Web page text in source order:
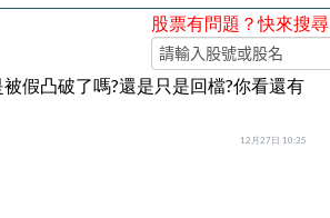
股票有問題？快來搜尋
假凸破了嗎?還是只是回檔?你看還有
12月27日 10:35